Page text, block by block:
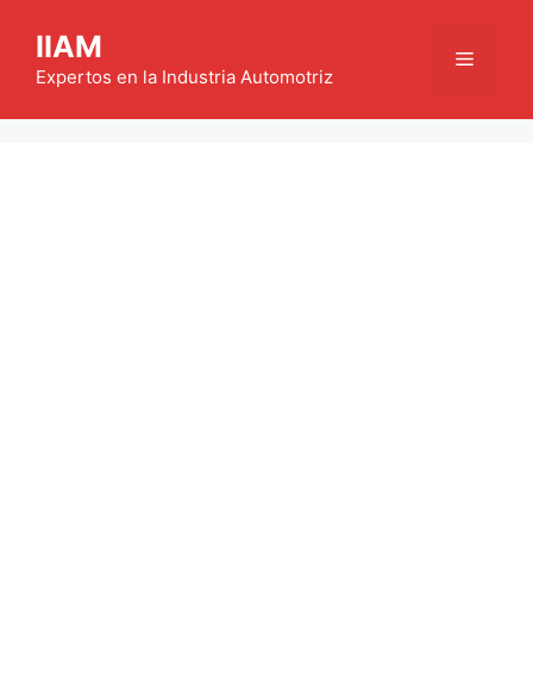
contenido
IIAM
Expertos en la Industria Automotriz
Menú